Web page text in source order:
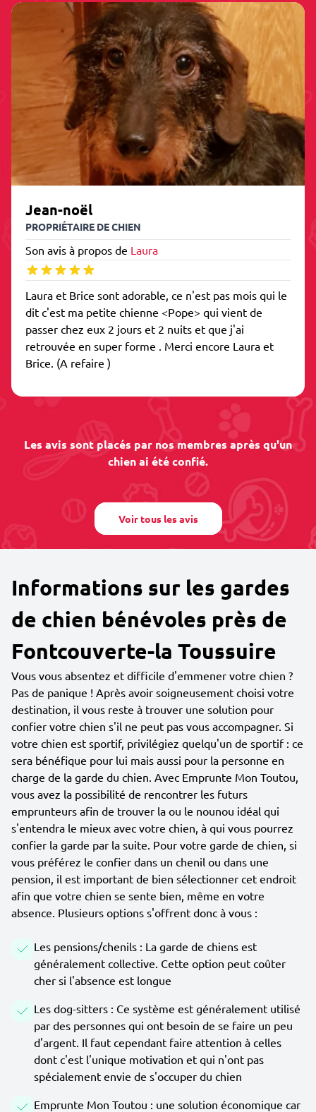
Jean-noël
PROPRIÉTAIRE DE CHIEN
Son avis à propos de Laura
Laura et Brice sont adorable, ce n'est pas mois qui le
dit c'est ma petite chienne <Pope> qui vient de
passer chez eux 2 jours et 2 nuits et que j'ai
retrouvée en super forme . Merci encore Laura et
Brice. (A refaire )
Les avis sont placés par nos membres après qu'un
chien ai été confié.
Voir tous les avis
Informations sur les gardes
de chien bénévoles près de
Fontcouverte-la Toussuire
Vous vous absentez et difficile d'emmener votre chien ?
Pas de panique ! Après avoir soigneusement choisi votre
destination, il vous reste à trouver une solution pour
confier votre chien s'il ne peut pas vous accompagner. Si
votre chien est sportif, privilégiez quelqu'un de sportif : ce
sera bénéfique pour lui mais aussi pour la personne en
charge de la garde du chien. Avec Emprunte Mon Toutou,
vous avez la possibilité de rencontrer les futurs
emprunteurs afin de trouver la ou le nounou idéal qui
s'entendra le mieux avec votre chien, à qui vous pourrez
confier la garde par la suite. Pour votre garde de chien, si
vous préférez le confier dans un chenil ou dans une
pension, il est important de bien sélectionner cet endroit
afin que votre chien se sente bien, même en votre
absence. Plusieurs options s'offrent donc à vous :
Les pensions/chenils : La garde de chiens est
généralement collective. Cette option peut coûter
cher si l'absence est longue
Les dog-sitters : Ce système est généralement utilisé
par des personnes qui ont besoin de se faire un peu
d'argent. Il faut cependant faire attention à celles
dont c'est l'unique motivation et qui n'ont pas
spécialement envie de s'occuper du chien
Emprunte Mon Toutou : une solution économique car